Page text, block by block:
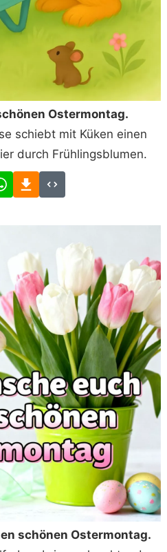
Ostermontag.
schiebt mit Küken einen
durch Frühlingsblumen.
schönen Ostermontag.